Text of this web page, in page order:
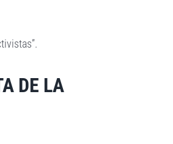
DE LA